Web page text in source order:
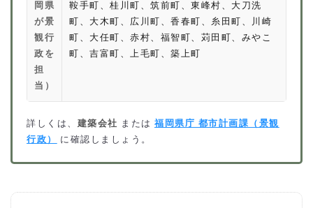
岡県
が景
観行
政を
担
当）
鞍手町、桂川町、筑前町、東峰村、大刀洗
町、大木町、広川町、香春町、糸田町、川崎
町、大任町、赤村、福智町、苅田町、みやこ
町、吉富町、上毛町、築上町
詳しくは、 建築会社 または 福岡県庁 都市計画課（景観
行政）
に確認しましょう。